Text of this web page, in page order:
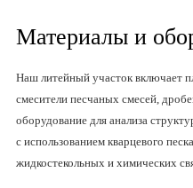
Материалы и
Наш литейный участок включает
смесители песчаных смесей,
оборудование для анализа
с использованием кварцевого
жидкостекольных и химических